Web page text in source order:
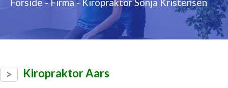
Kiropraktor Aars